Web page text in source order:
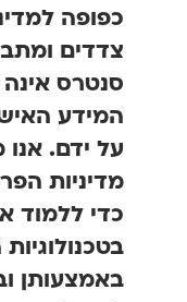
כפופה
צדדים
סנטרס אינה
המידע
על ידם. אנו
מדיניות
כדי ללמוד
בטכנולוגיות
באמצעותן